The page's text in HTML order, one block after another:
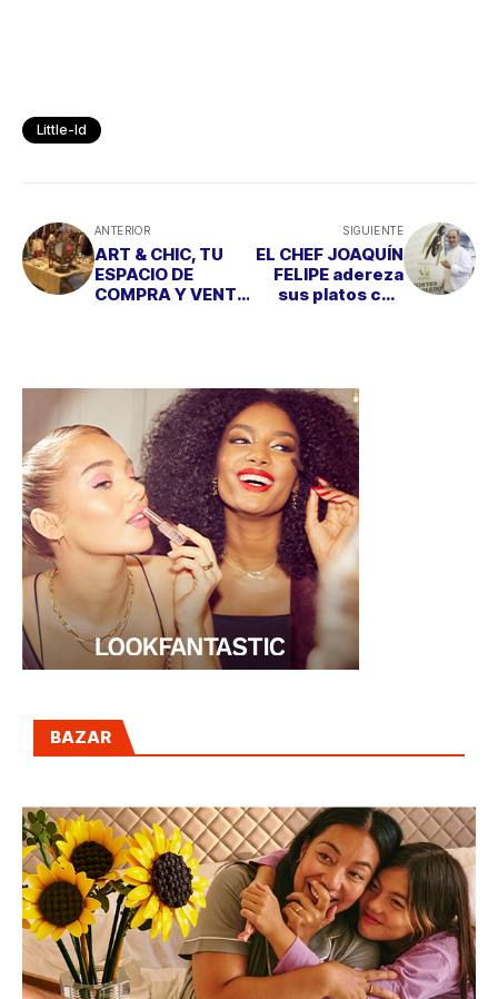
Little-Id
ANTERIOR
ART & CHIC, TU
ESPACIO DE
COMPRA Y VENTA
SIGUIENTE
EL CHEF JOAQUÍN
FELIPE adereza
sus platos con
BAZAR